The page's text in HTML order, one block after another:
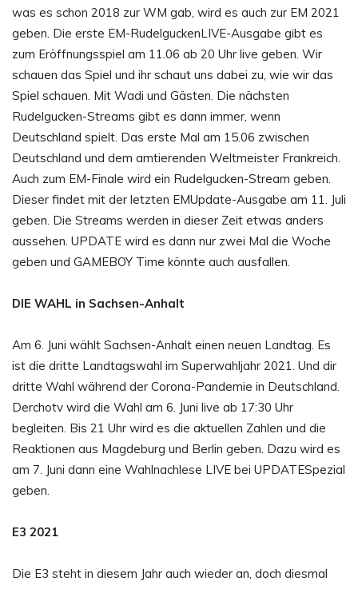
was es schon 2018 zur WM gab, wird es auch zur EM 2021
geben. Die erste EM-RudelguckenLIVE-Ausgabe gibt es
zum Eröffnungsspiel am 11.06 ab 20 Uhr live geben. Wir
schauen das Spiel und ihr schaut uns dabei zu, wie wir das
Spiel schauen. Mit Wadi und Gästen. Die nächsten
Rudelgucken-Streams gibt es dann immer, wenn
Deutschland spielt. Das erste Mal am 15.06 zwischen
Deutschland und dem amtierenden Weltmeister Frankreich.
Auch zum EM-Finale wird ein Rudelgucken-Stream geben.
Dieser findet mit der letzten EMUpdate-Ausgabe am 11. Juli
geben. Die Streams werden in dieser Zeit etwas anders
aussehen. UPDATE wird es dann nur zwei Mal die Woche
geben und GAMEBOY Time könnte auch ausfallen.
DIE WAHL in Sachsen-Anhalt
Am 6. Juni wählt Sachsen-Anhalt einen neuen Landtag. Es
ist die dritte Landtagswahl im Superwahljahr 2021. Und dir
dritte Wahl während der Corona-Pandemie in Deutschland.
Derchotv wird die Wahl am 6. Juni live ab 17:30 Uhr
begleiten. Bis 21 Uhr wird es die aktuellen Zahlen und die
Reaktionen aus Magdeburg und Berlin geben. Dazu wird es
am 7. Juni dann eine Wahlnachlese LIVE bei UPDATESpezial
geben.
E3 2021
Die E3 steht in diesem Jahr auch wieder an, doch diesmal